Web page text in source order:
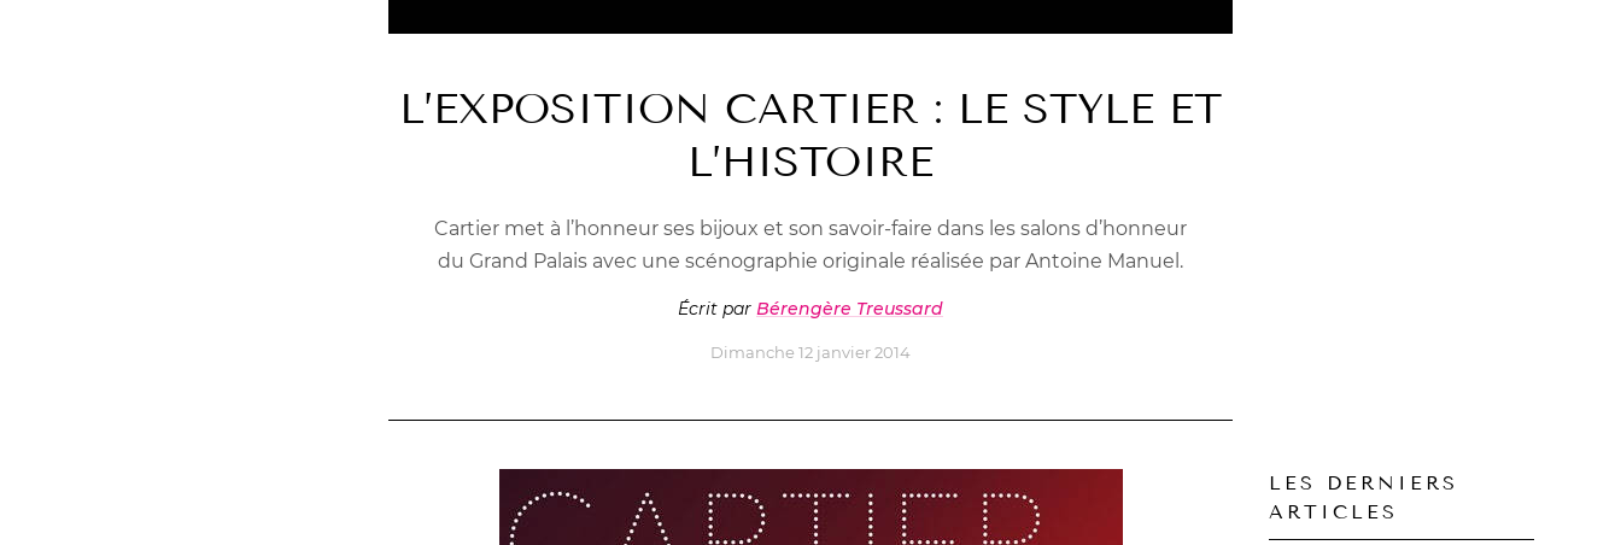
L’EXPOSITION CARTIER : LE STYLE ET
L’HISTOIRE
Cartier met à l’honneur ses bijoux et son savoir-faire dans les salons d’honneur
du Grand Palais avec une scénographie originale réalisée par Antoine Manuel.
Écrit par Bérengère Treussard
Dimanche 12 janvier 2014
LES DERNIERS
ARTICLES